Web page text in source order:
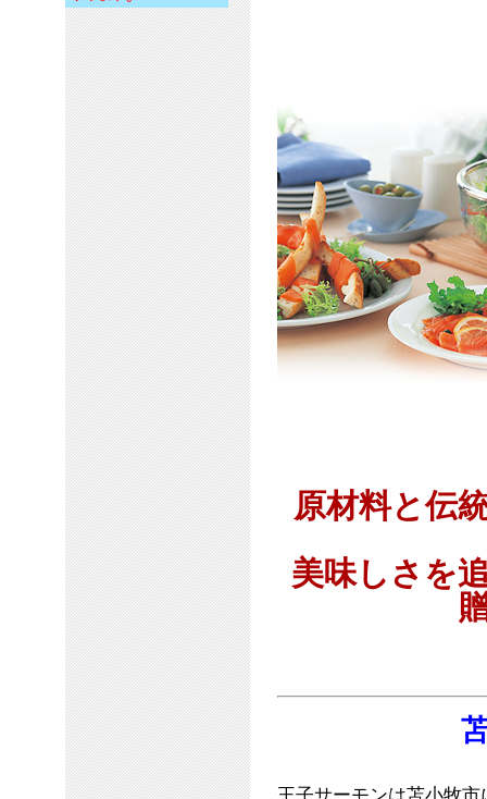
原材料と伝
美味しさを